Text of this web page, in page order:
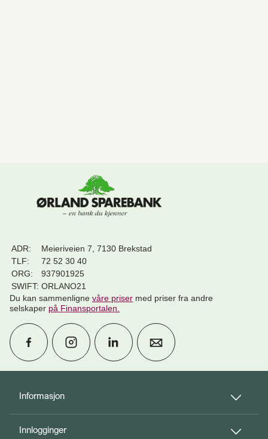
Informasjon
Innlogginger
ADR:
Meieriveien 7, 7130 Brekstad
TLF:
72 52 30 40
ORG:
937901925
SWIFT: ORLANO21
Du kan sammenligne våre priser med priser fra andre
selskaper på Finansportalen